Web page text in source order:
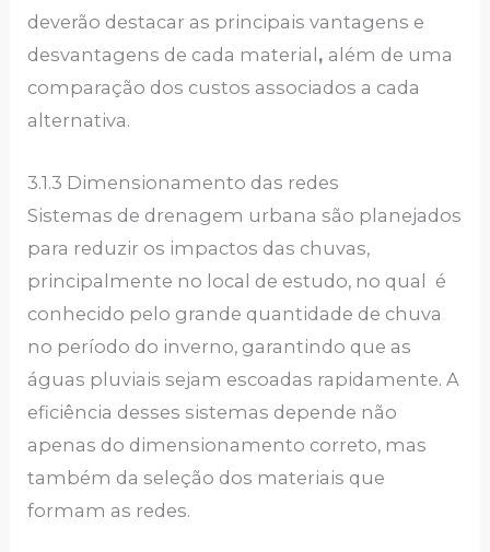
deverão destacar as principais vantagens e
desvantagens de cada material , além de uma
comparação dos custos associados a cada
alternativa.
3.1.3 Dimensionamento das redes
Sistemas de drenagem urbana são planejados
para reduzir os impactos das chuvas,
principalmente no local de estudo, no qual é
conhecido pelo grande quantidade de chuva
no período do inverno, garantindo que as
águas pluviais sejam escoadas rapidamente. A
eficiência desses sistemas depende não
apenas do dimensionamento correto, mas
também da seleção dos materiais que
formam as redes.